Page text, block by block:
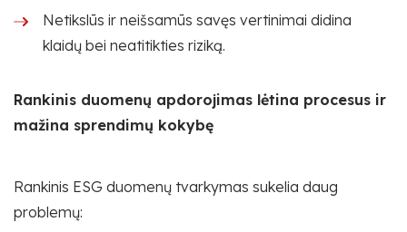
Netikslūs ir neišsamūs savęs vertinimai didina
klaidų bei neatitikties riziką.
Rankinis duomenų apdorojimas lėtina procesus ir
mažina sprendimų kokybę
Rankinis ESG duomenų tvarkymas sukelia daug
problemų: